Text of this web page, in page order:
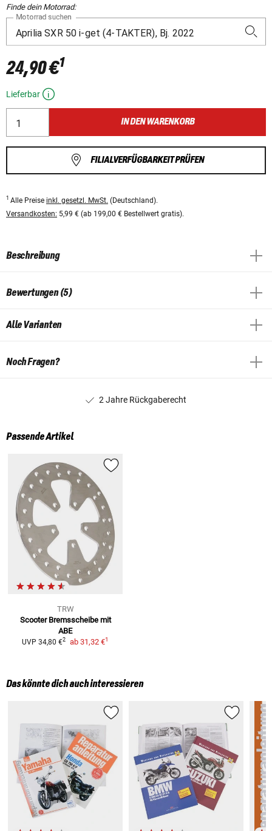
Finde dein Motorrad:
Motorrad suchen
24,90 €1
Lieferbar
IN DEN WARENKORB
FILIALVERFÜGBARKEIT PRÜFEN
1 Alle Preise inkl. gesetzl. MwSt. (Deutschland).
Versandkosten: 5,99 € (ab 199,00 € Bestellwert gratis).
Beschreibung
Bewertungen (5)
Alle Varianten
Noch Fragen?
2 Jahre Rückgaberecht
Passende Artikel
TRW
Scooter Bremsscheibe mit
ABE
UVP 34,80 €2 ab 31,32 €1
Das könnte dich auch interessieren